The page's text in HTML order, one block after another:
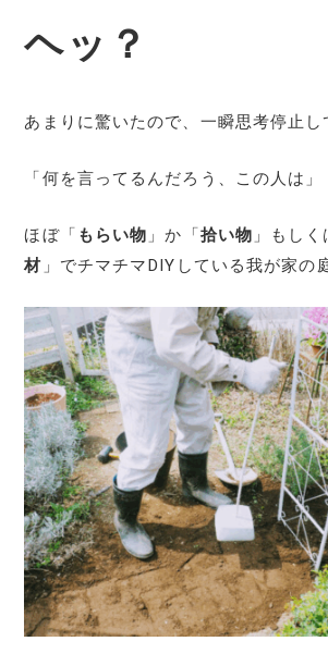
ヘッ？
あまりに驚いたので、一瞬思考停止し
「何を言ってるんだろう、この人は」
ほぼ「 もらい物 」か「 拾い物 」もしく
材 」でチマチマDIYしている我が家の